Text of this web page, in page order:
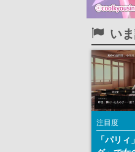
い
注目度
「パリ